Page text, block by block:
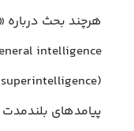
پیامدهای